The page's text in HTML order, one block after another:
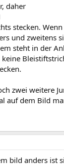
daher
stecken.
und zweitens
steht in der
keine
zwei weitere
auf dem Bild
bild anders ist